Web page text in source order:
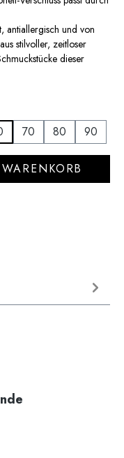
antiallergisch und von
stilvoller, zeitloser
dieser
70 80 90